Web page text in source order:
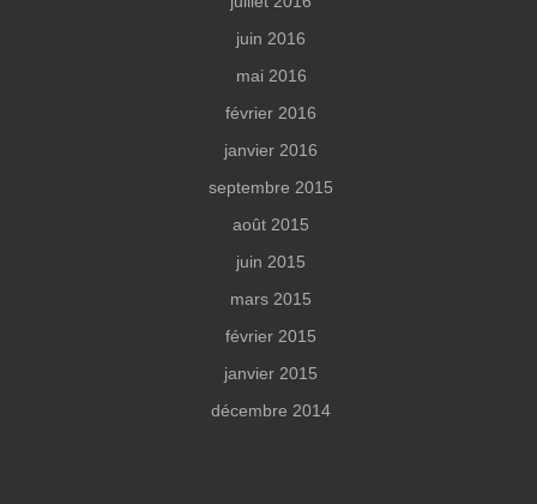
juin 2016
mai 2016
février 2016
janvier 2016
septembre 2015
août 2015
juin 2015
mars 2015
février 2015
janvier 2015
décembre 2014